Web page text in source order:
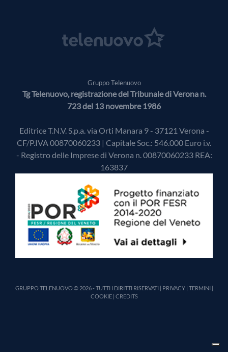
Gruppo Telenuovo
Tg Telenuovo, registrazione del Tribunale di Verona n.
723 del 13 novembre 1986
Editrice T.N.V. S.p.a. via Orti Manara 9 - 37121 Verona -
CF/P.IVA 00870060233 | Capitale Soc.: 546.000 Euro i.v.
- Registro delle Imprese di Verona n. 00870060233 REA:
163837
GRUPPO TELENUOVO © 2026 - TUTTI I DIRITTI RISERVATI | PRIVACY| TERMINI|
COOKIE| CREDITS